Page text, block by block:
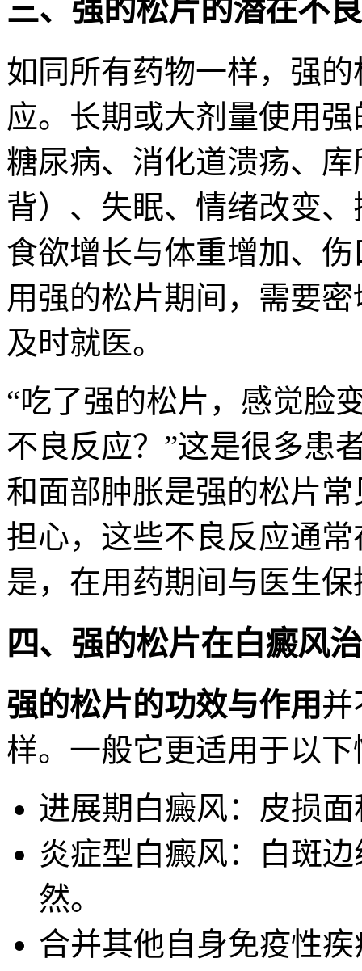
三、强的松片的潜在不
如同所有药物一样，强
应。长期或大剂量使用
糖尿病、消化道溃疡、
背）、失眠、情绪改变
食欲增长与体重增加、
用强的松片期间，需要
及时就医。
“吃了强的松片，感觉脸
不良反应？”这是很多患
和面部肿胀是强的松片
担心，这些不良反应通
是，在用药期间与医生
四、强的松片在白癜风
强的松片的功效与作用 并
样。一般它更适用于以下
进展期白癜风：皮损
炎症型白癜风：白斑
然。
合并其他自身免疫性